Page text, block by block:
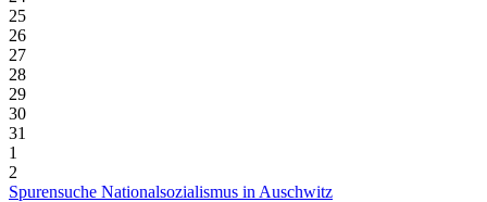
25
26
27
28
29
30
31
1
2
Spurensuche Nationalsozialismus in Auschwitz